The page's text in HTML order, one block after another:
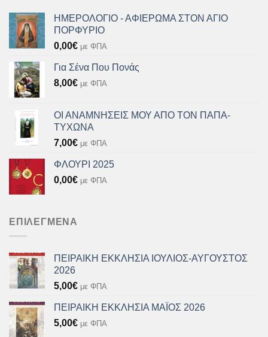
ΗΜΕΡΟΛΟΓΙΟ - ΑΦΙΕΡΩΜΑ ΣΤΟΝ ΑΓΙΟ
ΠΟΡΦΥΡΙΟ
0,00€ με ΦΠΑ
Για Σένα Που Πονάς
8,00€ με ΦΠΑ
ΟΙ ΑΝΑΜΝΗΣΕΙΣ ΜΟΥ ΑΠΟ ΤΟΝ ΠΑΠΑ-
ΤΥΧΩΝΑ
7,00€ με ΦΠΑ
ΦΛΟΥΡΙ 2025
0,00€ με ΦΠΑ
ΕΠΙΛΕΓΜΈΝΑ
ΠΕΙΡΑΙΚΗ ΕΚΚΛΗΣΙΑ ΙΟΥΛΙΟΣ-ΑΥΓΟΥΣΤΟΣ
2026
5,00€ με ΦΠΑ
ΠΕΙΡΑΙΚΗ ΕΚΚΛΗΣΙΑ ΜΑΪΟΣ 2026
5,00€ με ΦΠΑ